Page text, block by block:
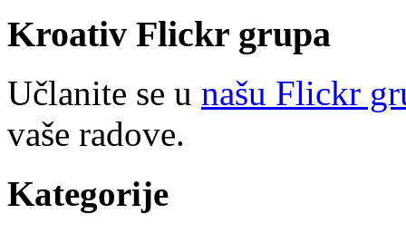
Kroativ Flickr grupa
Učlanite se u našu Flickr
vaše radove.
Kategorije